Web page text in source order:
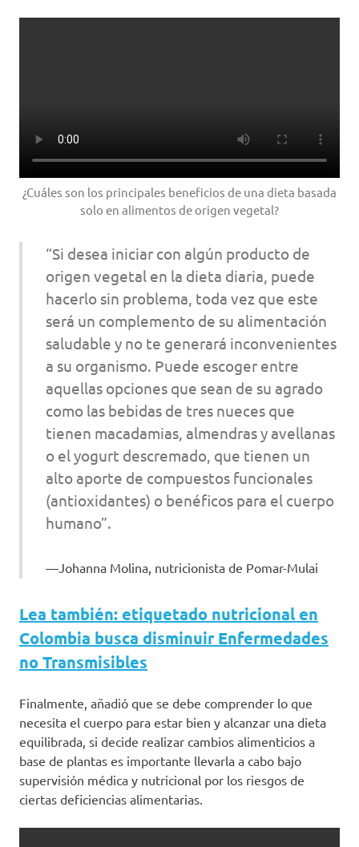
¿Cuáles son los principales beneficios de una dieta basada
solo en alimentos de origen vegetal?
“Si desea iniciar con algún producto de
origen vegetal en la dieta diaria, puede
hacerlo sin problema, toda vez que este
será un complemento de su alimentación
saludable y no te generará inconvenientes
a su organismo. Puede escoger entre
aquellas opciones que sean de su agrado
como las bebidas de tres nueces que
tienen macadamias, almendras y avellanas
o el yogurt descremado, que tienen un
alto aporte de compuestos funcionales
(antioxidantes) o benéficos para el cuerpo
humano”.
Johanna Molina, nutricionista de Pomar-Mulai
Lea también: etiquetado nutricional en
Colombia busca disminuir Enfermedades
no Transmisibles
Finalmente, añadió que se debe comprender lo que
necesita el cuerpo para estar bien y alcanzar una dieta
equilibrada, si decide realizar cambios alimenticios a
base de plantas es importante llevarla a cabo bajo
supervisión médica y nutricional por los riesgos de
ciertas deficiencias alimentarias.